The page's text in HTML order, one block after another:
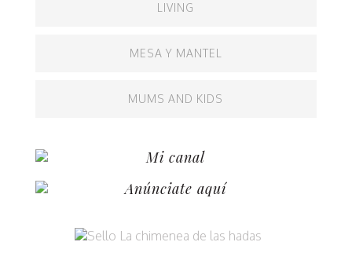
LIVING
MESA Y MANTEL
MUMS AND KIDS
Mi canal
Anúnciate aquí